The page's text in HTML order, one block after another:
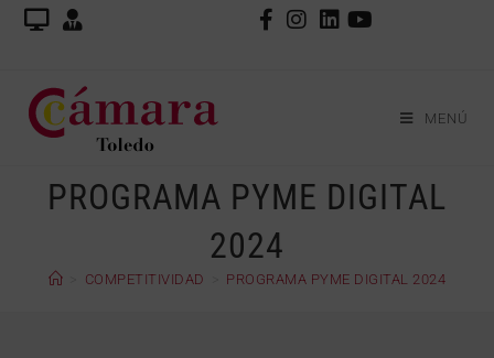
MENÚ
PROGRAMA PYME DIGITAL
2024
COMPETITIVIDAD PROGRAMA PYME DIGITAL 2024